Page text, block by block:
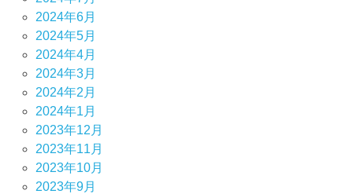
2024年6月
2024年5月
2024年4月
2024年3月
2024年2月
2024年1月
2023年12月
2023年11月
2023年10月
2023年9月